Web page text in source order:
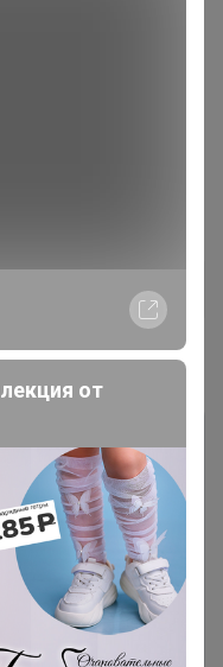
регулятор
необходимо
сайте!
минуты
от